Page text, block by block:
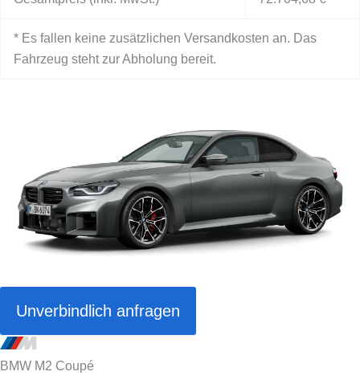
* Es fallen keine zusätzlichen Versandkosten an. Das
Fahrzeug steht zur Abholung bereit.
Unverbindlich anfragen
BMW M2 Coupé